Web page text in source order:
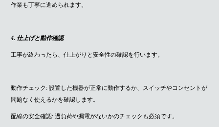
作業も丁寧に進められます。
4. 仕上げと動作確認
工事が終わったら、仕上がりと安全性の確認を行います。
動作チェック: 設置した機器が正常に動作するか、スイッチやコンセントが
問題なく使えるかを確認します。
配線の安全確認: 過負荷や漏電がないかのチェックも必須です。